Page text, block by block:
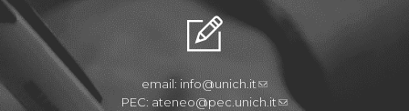
email: info@unich.it
PEC: ateneo@pec.unich.it